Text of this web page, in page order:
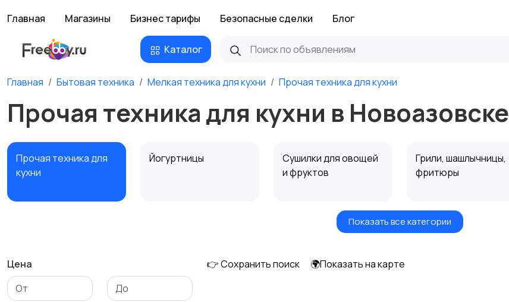
Главная Магазины Бизнес тарифы Безопасные сделки Блог
Каталог
Главная Бытовая техника Мелкая техника для кухни Прочая техника для кухни
Прочая техника для кухни в Новоазовске
Прочая техника для
кухни
Йогуртницы
Сушилки для овощей
и фруктов
Грили, шашлычницы,
фритюры
Мультиварки и
Кухонные весы
Бутербродницы,
Кухонные комбайны,
Показать все категории
Цена 👉 Сохранить поиск 🌍Показать на карте